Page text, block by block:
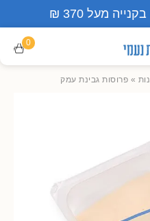
בקנייה מעל 370 ₪
0
» פרוסות גבינת עמק